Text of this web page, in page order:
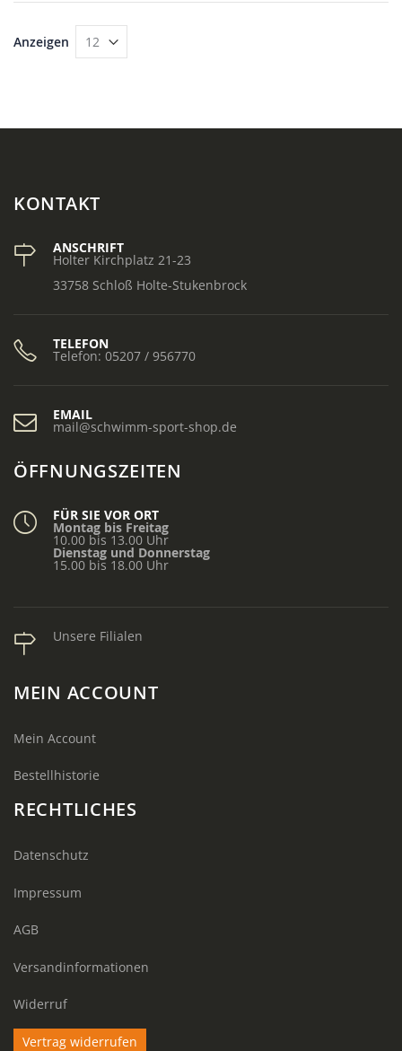
Anzeigen
KONTAKT
ANSCHRIFT
Holter Kirchplatz 21-23
33758 Schloß Holte-Stukenbrock
TELEFON
Telefon: 05207 / 956770
EMAIL
mail@schwimm-sport-shop.de
ÖFFNUNGSZEITEN
FÜR SIE VOR ORT
Montag bis Freitag
10.00 bis 13.00 Uhr
Dienstag und Donnerstag
15.00 bis 18.00 Uhr
Unsere Filialen
MEIN ACCOUNT
Mein Account
Bestellhistorie
RECHTLICHES
Datenschutz
Impressum
AGB
Versandinformationen
Widerruf
Vertrag widerrufen